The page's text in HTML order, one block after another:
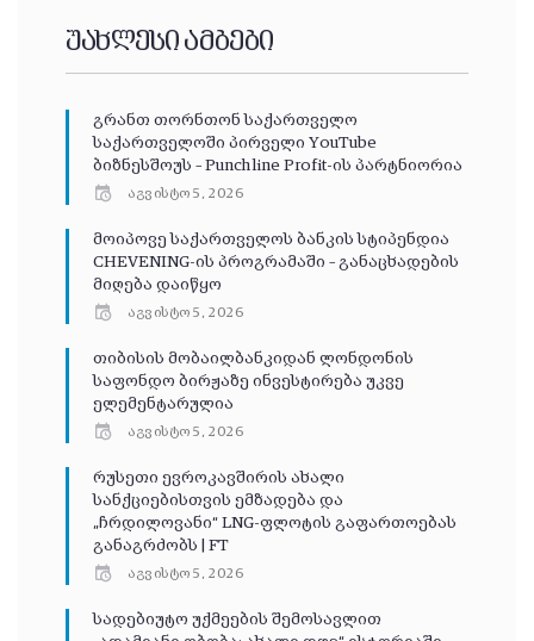
უახლესი ამბები
გრანთ თორნთონ საქართველო
საქართველოში პირველი YouTube
ბიზნესშოუს – Punchline Profit-ის პარტნიორია
აგვისტო 5, 2026
მოიპოვე საქართველოს ბანკის სტიპენდია
CHEVENING-ის პროგრამაში – განაცხადების
მიღება დაიწყო
აგვისტო 5, 2026
თიბისის მობაილბანკიდან ლონდონის
საფონდო ბირჟაზე ინვესტირება უკვე
ელემენტარულია
აგვისტო 5, 2026
რუსეთი ევროკავშირის ახალი
სანქციებისთვის ემზადება და
„ჩრდილოვანი“ LNG-ფლოტის გაფართოებას
განაგრძობს | FT
აგვისტო 5, 2026
სადებიუტო უქმეების შემოსავლით